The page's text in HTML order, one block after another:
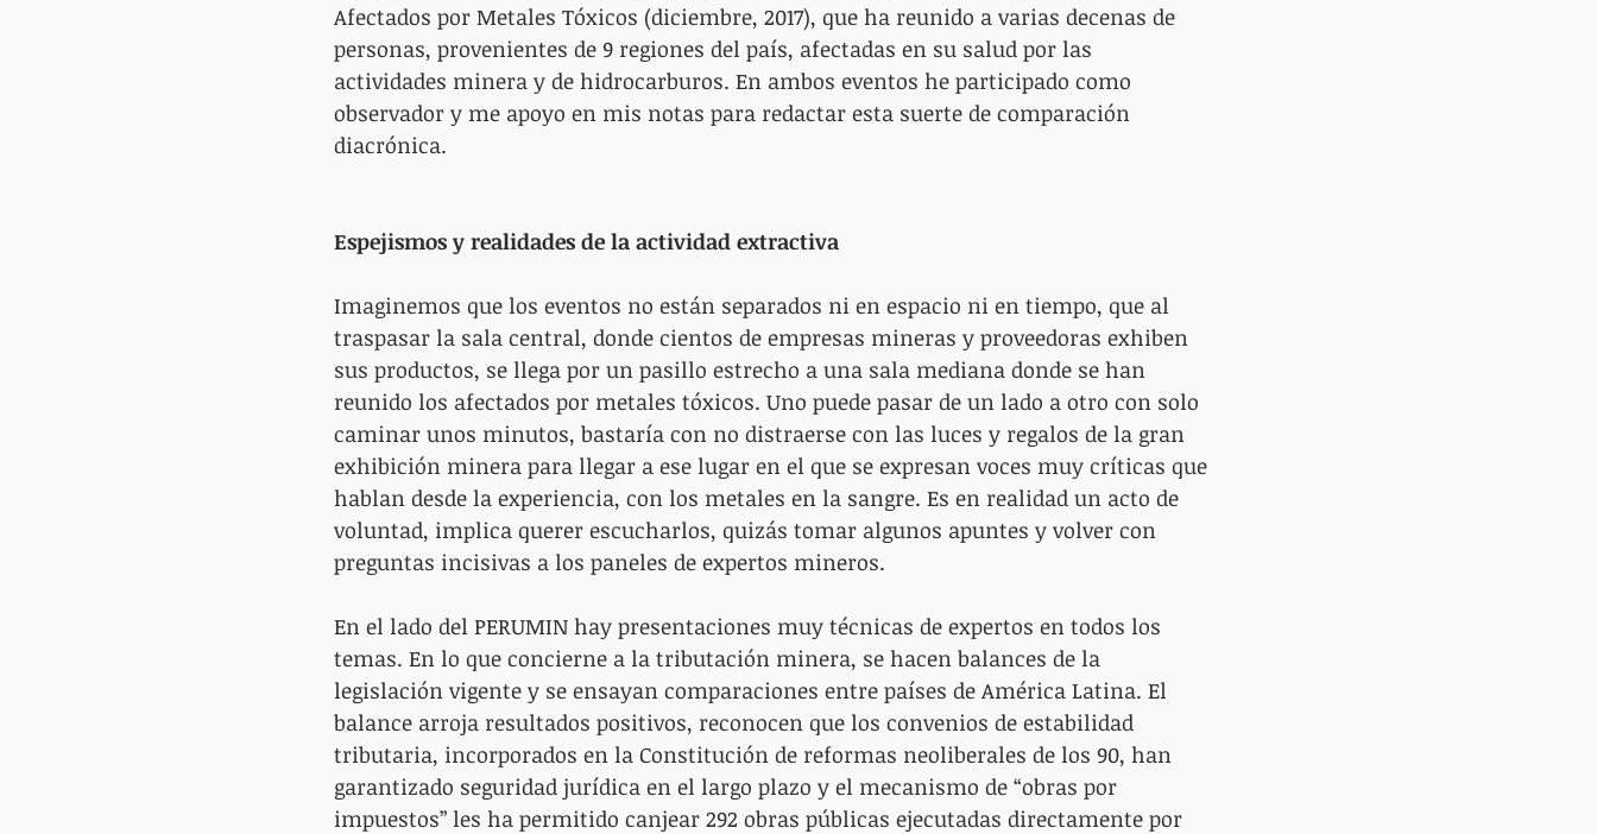
Afectados por Metales Tóxicos (diciembre, 2017), que ha reunido a varias decenas de
personas, provenientes de 9 regiones del país, afectadas en su salud por las
actividades minera y de hidrocarburos. En ambos eventos he participado como
observador y me apoyo en mis notas para redactar esta suerte de comparación
diacrónica.
Espejismos y realidades de la actividad extractiva
Imaginemos que los eventos no están separados ni en espacio ni en tiempo, que al
traspasar la sala central, donde cientos de empresas mineras y proveedoras exhiben
sus productos, se llega por un pasillo estrecho a una sala mediana donde se han
reunido los afectados por metales tóxicos. Uno puede pasar de un lado a otro con solo
caminar unos minutos, bastaría con no distraerse con las luces y regalos de la gran
exhibición minera para llegar a ese lugar en el que se expresan voces muy críticas que
hablan desde la experiencia, con los metales en la sangre. Es en realidad un acto de
voluntad, implica querer escucharlos, quizás tomar algunos apuntes y volver con
preguntas incisivas a los paneles de expertos mineros.
En el lado del PERUMIN hay presentaciones muy técnicas de expertos en todos los
temas. En lo que concierne a la tributación minera, se hacen balances de la
legislación vigente y se ensayan comparaciones entre países de América Latina. El
balance arroja resultados positivos, reconocen que los convenios de estabilidad
tributaria, incorporados en la Constitución de reformas neoliberales de los 90, han
garantizado seguridad jurídica en el largo plazo y el mecanismo de “obras por
impuestos” les ha permitido canjear 292 obras públicas ejecutadas directamente por